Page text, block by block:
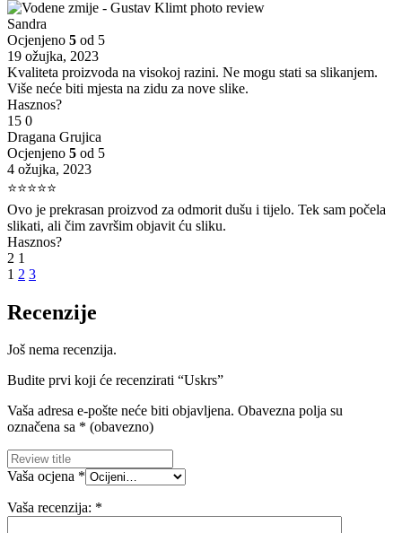
Sandra
Ocjenjeno 5 od 5
19 ožujka, 2023
Kvaliteta proizvoda na visokoj razini. Ne mogu stati sa slikanjem.
Više neće biti mjesta na zidu za nove slike.
Hasznos?
15 0
Dragana Grujica
Ocjenjeno 5 od 5
4 ožujka, 2023
⭐⭐⭐⭐⭐
Ovo je prekrasan proizvod za odmorit dušu i tijelo. Tek sam počela
slikati, ali čim završim objavit ću sliku.
Hasznos?
2 1
1 2 3
Recenzije
Još nema recenzija.
Budite prvi koji će recenzirati “Uskrs”
Vaša adresa e-pošte neće biti objavljena. Obavezna polja su
označena sa * (obavezno)
Vaša ocjena *
Vaša recenzija: *